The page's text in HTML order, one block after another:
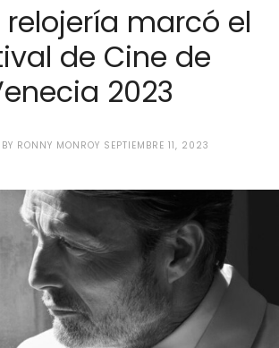
relojería marcó el
de Cine de
2023
BY RONNY MONROY SEPTIEMBRE 11, 2023